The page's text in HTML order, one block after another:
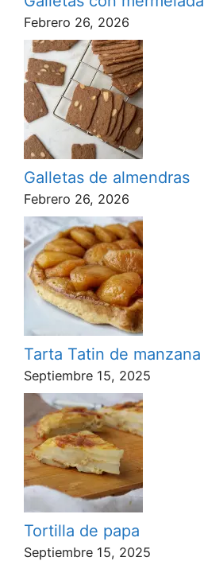
Febrero 26, 2026
Galletas de almendras
Febrero 26, 2026
Tarta Tatin de manzana
Septiembre 15, 2025
Tortilla de papa
Septiembre 15, 2025